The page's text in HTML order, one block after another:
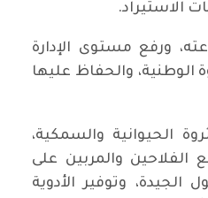
الاستيراد.
ورفع مستوى الإدارة
الوطنية، والحفاظ عليها
الحيوانية والسمكية،
والمربين على
وتوفير الأدوية